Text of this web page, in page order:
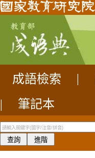
成語檢索
|
筆記本